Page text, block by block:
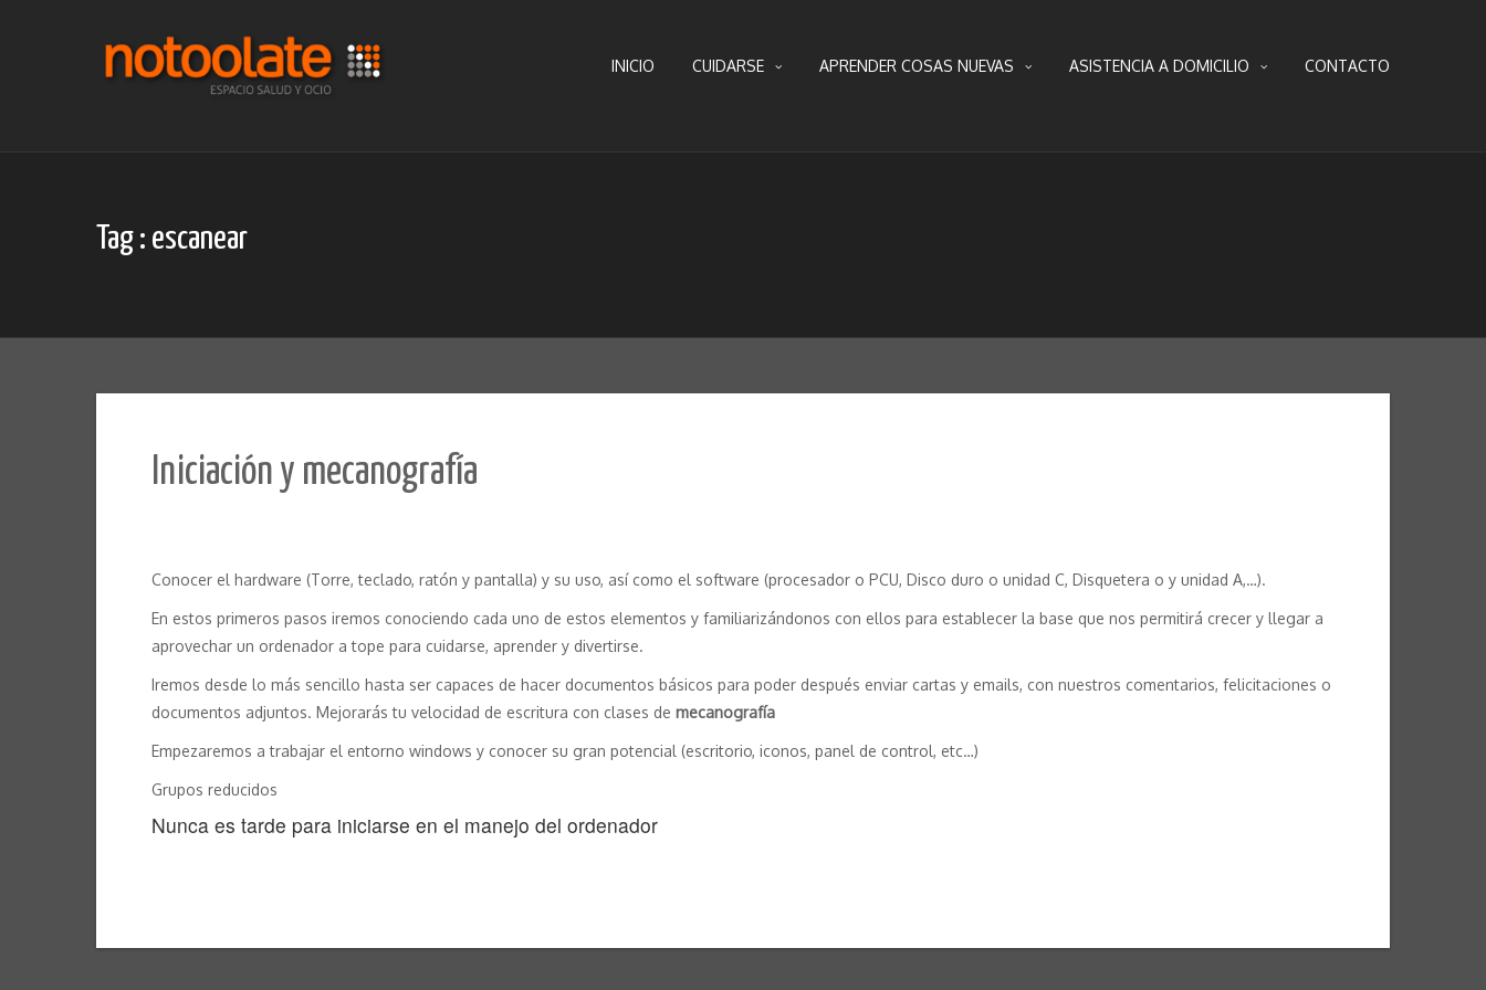
INICIO CUIDARSE APRENDER COSAS NUEVAS ASISTENCIA A DOMICILIO CONTACTO
Tag : escanear
Iniciación y mecanografía
Conocer el hardware (Torre, teclado, ratón y pantalla) y su uso, así como el software (procesador o PCU, Disco duro o unidad C, Disquetera o y unidad A,…).
En estos primeros pasos iremos conociendo cada uno de estos elementos y familiarizándonos con ellos para establecer la base que nos permitirá crecer y llegar a
aprovechar un ordenador a tope para cuidarse, aprender y divertirse.
Iremos desde lo más sencillo hasta ser capaces de hacer documentos básicos para poder después enviar cartas y emails, con nuestros comentarios, felicitaciones o
documentos adjuntos. Mejorarás tu velocidad de escritura con clases de mecanografía
Empezaremos a trabajar el entorno windows y conocer su gran potencial (escritorio, iconos, panel de control, etc…)
Grupos reducidos
Nunca es tarde para iniciarse en el manejo del ordenador